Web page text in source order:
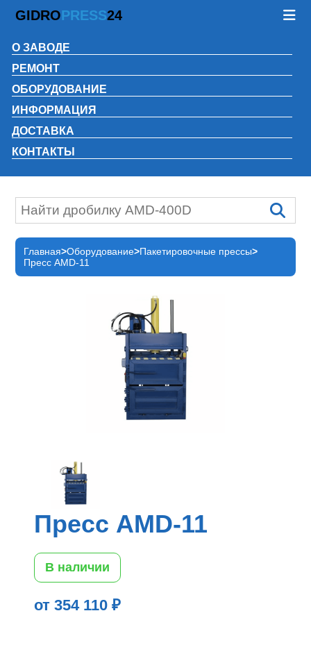
GIDROPRESS24
О ЗАВОДЕ
РЕМОНТ
ОБОРУДОВАНИЕ
ИНФОРМАЦИЯ
ДОСТАВКА
КОНТАКТЫ
Главная Оборудование Пакетировочные прессы
Пресс AMD-11
Пресс AMD-11
В наличии
от 354 110 ₽